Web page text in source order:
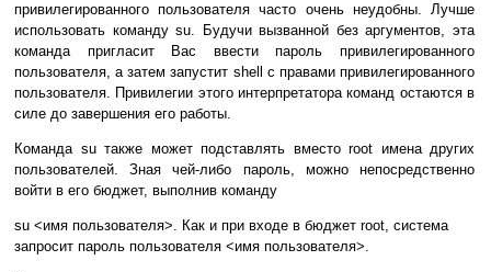
привилегированного пользователя часто очень неудобны. Лучше
использовать команду su. Будучи вызванной без аргументов, эта
команда пригласит Вас ввести пароль привилегированного
пользователя, а затем запустит shell с правами привилегированного
пользователя. Привилегии этого интерпретатора команд остаются в
силе до завершения его работы.
Команда su также может подставлять вместо root имена других
пользователей. Зная чей-либо пароль, можно непосредственно
войти в его бюджет, выполнив команду
su <имя пользователя>. Как и при входе в бюджет root, система
запросит пароль пользователя <имя пользователя>.